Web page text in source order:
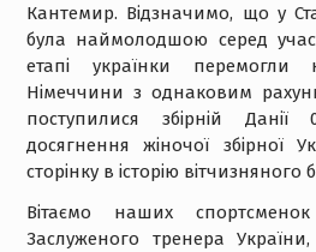
Кантемир. Відзначимо, що у
була наймолодшою серед
етапі українки перемогли
Німеччини з однаковим
поступилися збірній
досягнення жіночої збірної
сторінку в історію вітчизняного
Вітаємо наших
Заслуженого тренера